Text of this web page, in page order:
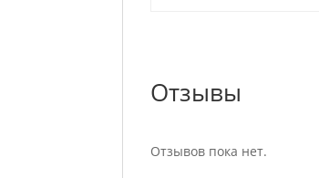
Отзывы
Отзывов пока нет.